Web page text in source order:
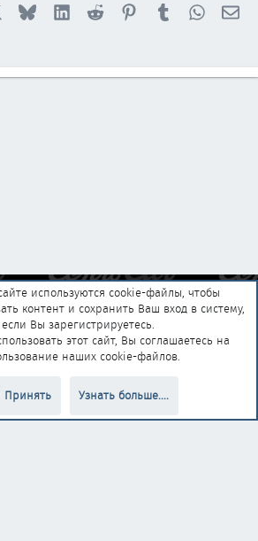
BlueskyLinkedInReddit PinterestTumblr
и правила
Помощь Главная
R
Перевод от Jumuro®
используются cookie-файлы, чтобы
контент и сохранить Ваш вход в систему,
если Вы зарегистрируетесь.
этот сайт, Вы соглашаетесь на
наших cookie-файлов.
Принять Узнать больше....